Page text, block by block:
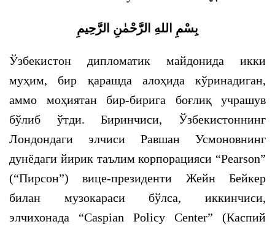
بِسْمِ اللهِ الرَّحْمٰنِ الرَّحِيمِ
Ўзбекистон дипломатик майдонида икки
муҳим, бир қарашда алоҳида кўринадиган,
аммо моҳиятан бир-бирига боғлиқ учрашув
бўлиб ўтди. Биринчиси, Ўзбекистоннинг
Лондондаги элчиси Равшан Усмоновнинг
дунёдаги йирик таълим корпорацияси “Pearson”
(“Пирсон”) вице-президенти Жейн Бейкер
билан музокараси бўлса, иккинчиси,
элчихонада “Caspian Policy Center” (Каспий